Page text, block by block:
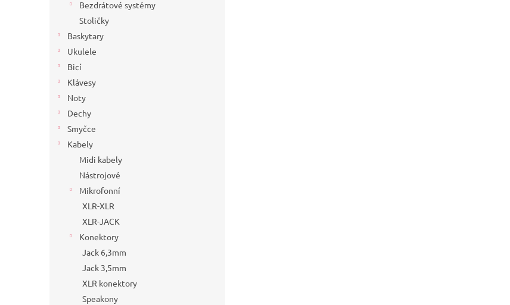
Bezdrátové systémy
Stoličky
Baskytary
Ukulele
Bicí
Klávesy
Noty
Dechy
Smyčce
Kabely
Midi kabely
Nástrojové
Mikrofonní
XLR-XLR
XLR-JACK
Konektory
Jack 6,3mm
Jack 3,5mm
XLR konektory
Speakony